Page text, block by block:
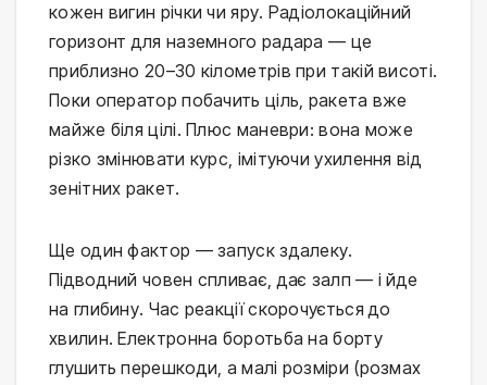
кожен вигин річки чи яру. Радіолокаційний
горизонт для наземного радара — це
приблизно 20–30 кілометрів при такій висоті.
Поки оператор побачить ціль, ракета вже
майже біля цілі. Плюс маневри: вона може
різко змінювати курс, імітуючи ухилення від
зенітних ракет.
Ще один фактор — запуск здалеку.
Підводний човен спливає, дає залп — і йде
на глибину. Час реакції скорочується до
хвилин. Електронна боротьба на борту
глушить перешкоди, а малі розміри (розмах